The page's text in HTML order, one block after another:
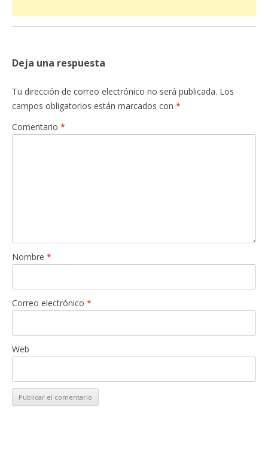
Deja una respuesta
Tu dirección de correo electrónico no será publicada. Los
campos obligatorios están marcados con *
Comentario *
Nombre *
Correo electrónico *
Web